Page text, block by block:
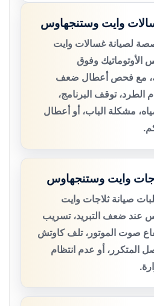
وايت وستنجهاوس
لصيانة غسالات وايت
الأوتوماتيك وفوق
مع فحص أعطال ضعف
الطرد، توقف البرنامج،
مشكلة الباب، أو أعطال
وايت وستنجهاوس
صيانة ثلاجات وايت
عند ضعف التبريد، تسريب
صوت الموتور، تلف كاوتش
المتكرر، أو عدم انتظام